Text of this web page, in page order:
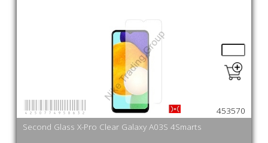
Second Glass X-Pro Clear Galaxy A03S 4Smarts
453570